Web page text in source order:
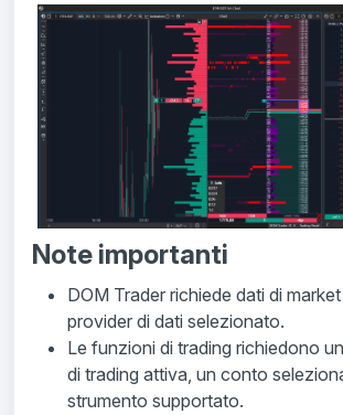
Note importanti
DOM Trader richiede dati di
provider di dati selezionato.
Le funzioni di trading richiedono
di trading attiva, un conto
strumento supportato.